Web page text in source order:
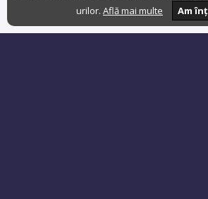
urilor. Află mai multe Am